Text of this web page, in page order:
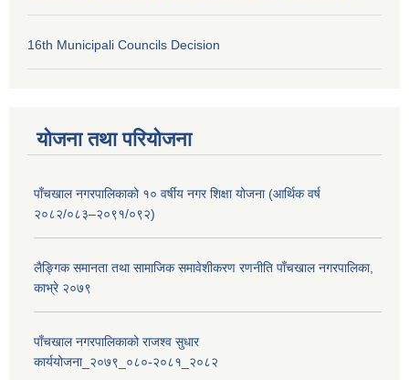
16th Municipali Councils Decision
योजना तथा परियोजना
पाँचखाल नगरपालिकाको १० वर्षीय नगर शिक्षा योजना (आर्थिक वर्ष
२०८२/०८३–२०९१/०९२)
लैङ्गिक समानता तथा सामाजिक समावेशीकरण रणनीति पाँचखाल नगरपालिका,
काभ्रे २०७९
पाँचखाल नगरपालिकाको राजश्व सुधार
कार्ययोजना_२०७९_०८०-२०८१_२०८२